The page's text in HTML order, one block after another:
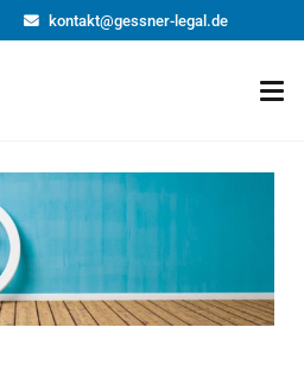
kontakt@gessner-legal.de